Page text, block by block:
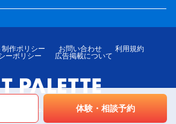
体験・相談予約
作ポリシー お問い合わせ
利用規約
ーポリシー
広告掲載について
Co.,Ltd. All rights reserved.